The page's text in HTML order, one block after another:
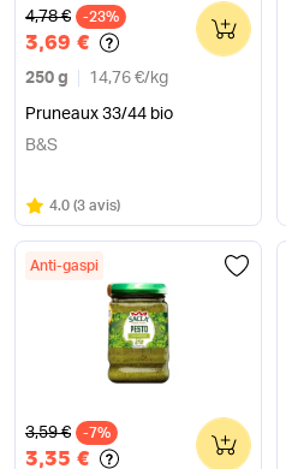
Ancien prix
4,78 € -23%
3,69 €
250 g 14,76 €/ kg
Pruneaux 33/44 bio
0
B&S
Note
4.0 sur 5
(3 avis)
Anti-gaspi
Ancien prix
3,59 € -7%
3,35 €
0